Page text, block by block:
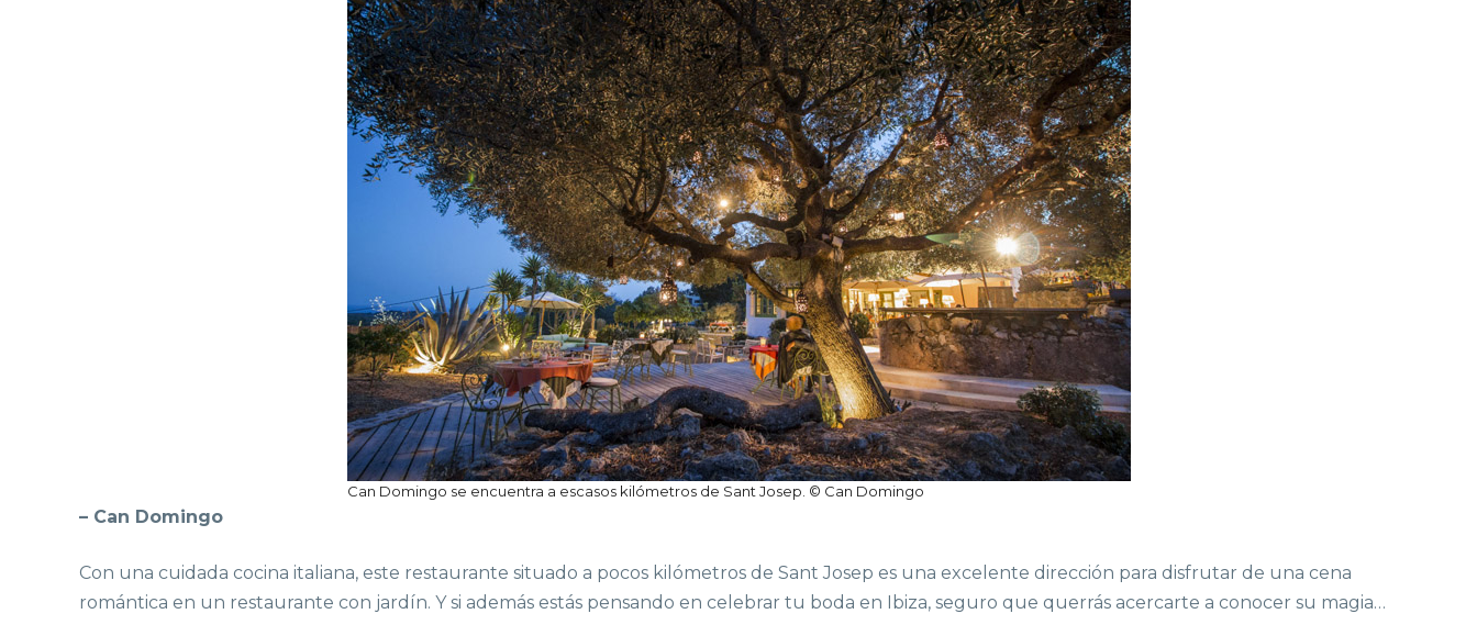
Can Domingo se encuentra a escasos kilómetros de Sant Josep. © Can Domingo
– Can Domingo
Con una cuidada cocina italiana, este restaurante situado a pocos kilómetros de Sant Josep es una excelente dirección para disfrutar de una cena
romántica en un restaurante con jardín. Y si además estás pensando en celebrar tu boda en Ibiza, seguro que querrás acercarte a conocer su magia…